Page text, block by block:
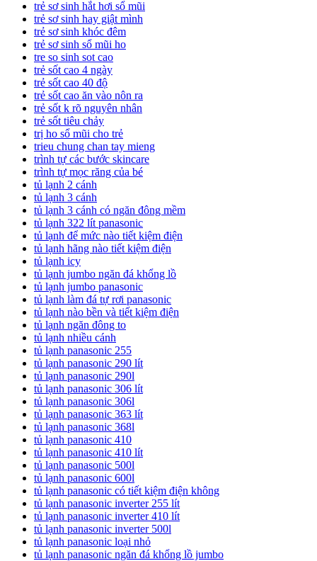
trẻ sơ sinh hắt hơi sổ mũi
trẻ sơ sinh hay giật mình
trẻ sơ sinh khóc đêm
trẻ sơ sinh sổ mũi ho
tre so sinh sot cao
trẻ sốt cao 4 ngày
trẻ sốt cao 40 độ
trẻ sốt cao ăn vào nôn ra
trẻ sốt k rõ nguyên nhân
trẻ sốt tiêu chảy
trị ho sổ mũi cho trẻ
trieu chung chan tay mieng
trình tự các bước skincare
trình tự mọc răng của bé
tủ lạnh 2 cánh
tủ lạnh 3 cánh
tủ lạnh 3 cánh có ngăn đông mềm
tủ lạnh 322 lít panasonic
tủ lạnh để mức nào tiết kiệm điện
tủ lạnh hãng nào tiết kiệm điện
tủ lạnh icy
tủ lạnh jumbo ngăn đá khổng lồ
tủ lạnh jumbo panasonic
tủ lạnh làm đá tự rơi panasonic
tủ lạnh nào bền và tiết kiệm điện
tủ lạnh ngăn đông to
tủ lạnh nhiều cánh
tủ lạnh panasonic 255
tủ lạnh panasonic 290 lít
tủ lạnh panasonic 290l
tủ lạnh panasonic 306 lít
tủ lạnh panasonic 306l
tủ lạnh panasonic 363 lít
tủ lạnh panasonic 368l
tủ lạnh panasonic 410
tủ lạnh panasonic 410 lít
tủ lạnh panasonic 500l
tủ lạnh panasonic 600l
tủ lạnh panasonic có tiết kiệm điện không
tủ lạnh panasonic inverter 255 lít
tủ lạnh panasonic inverter 410 lít
tủ lạnh panasonic inverter 500l
tủ lạnh panasonic loại nhỏ
tủ lạnh panasonic ngăn đá khổng lồ jumbo